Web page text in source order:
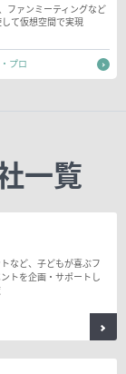
ファンミーティングなど
して仮想空間で実現
プロ
一覧
など、子どもが喜ぶフ
トを企画・サポートし